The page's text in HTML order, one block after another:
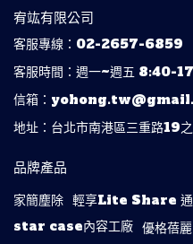
宥竑有限公司
客服專線：02-2657-6859
客服時間：週一~週五 8:40-
信箱：
地址：台北市南港區三重路19
品牌產品
家簡塵除 輕享Lite Share 通
star case內容工廠 優格蓓麗